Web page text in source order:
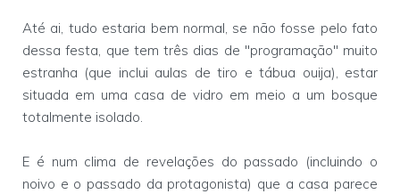
Até ai, tudo estaria bem normal, se não fosse pelo fato
dessa festa, que tem três dias de "programação" muito
estranha (que inclui aulas de tiro e tábua ouija), estar
situada em uma casa de vidro em meio a um bosque
totalmente isolado.
E é num clima de revelações do passado (incluindo o
noivo e o passado da protagonista) que a casa parece